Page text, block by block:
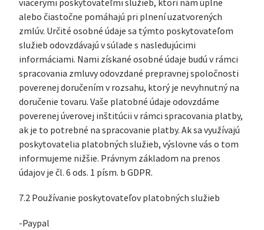
viacerými poskytovateľmi služieb, ktorí nám úplne
alebo čiastočne pomáhajú pri plnení uzatvorených
zmlúv. Určité osobné údaje sa týmto poskytovateľom
služieb odovzdávajú v súlade s nasledujúcimi
informáciami. Nami získané osobné údaje budú v rámci
spracovania zmluvy odovzdané prepravnej spoločnosti
poverenej doručením v rozsahu, ktorý je nevyhnutný na
doručenie tovaru. Vaše platobné údaje odovzdáme
poverenej úverovej inštitúcii v rámci spracovania platby,
ak je to potrebné na spracovanie platby. Ak sa využívajú
poskytovatelia platobných služieb, výslovne vás o tom
informujeme nižšie. Právnym základom na prenos
údajov je čl. 6 ods. 1 písm. b GDPR.
7.2 Používanie poskytovateľov platobných služieb
-Paypal